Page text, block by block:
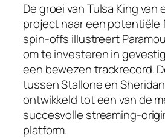
De groei van Tulsa King van
project naar een potentiële
spin-offs illustreert
om te investeren in
een bewezen trackrecord.
tussen Stallone en
ontwikkeld tot een van de
succesvolle streaming-
platform.